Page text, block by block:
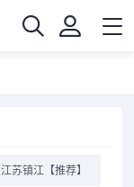
江苏镇江【推荐】